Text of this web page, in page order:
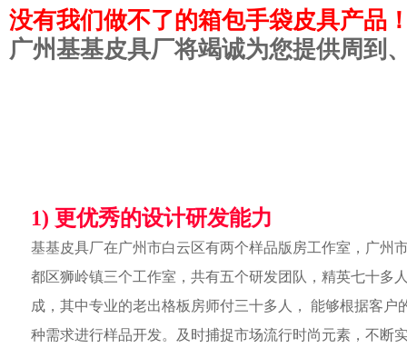
没有我们做不了的箱包手袋皮具产品
广州基基皮具厂将竭诚为您提供周到
1) 更优秀的设计研发能力
基基皮具厂在广州市白云区有两个样品版房工作室，广州
都区狮岭镇三个工作室，共有五个研发团队，精英七十多
成，其中专业的老出格板房师付三十多人， 能够根据客户
种需求进行样品开发。及时捕捉市场流行时尚元素，不断